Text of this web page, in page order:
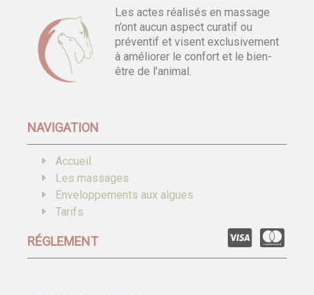
Les actes réalisés en massage
n’ont aucun aspect curatif ou
préventif et visent exclusivement
à améliorer le confort et le bien-
être de l’animal.
NAVIGATION
Accueil
Les massages
Enveloppements aux algues
Tarifs
RÉGLEMENT